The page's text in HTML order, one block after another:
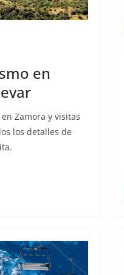
en
Zamora y visitas
los detalles de